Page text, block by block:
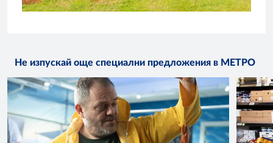
Не изпускай още специални предложения в МЕТРО